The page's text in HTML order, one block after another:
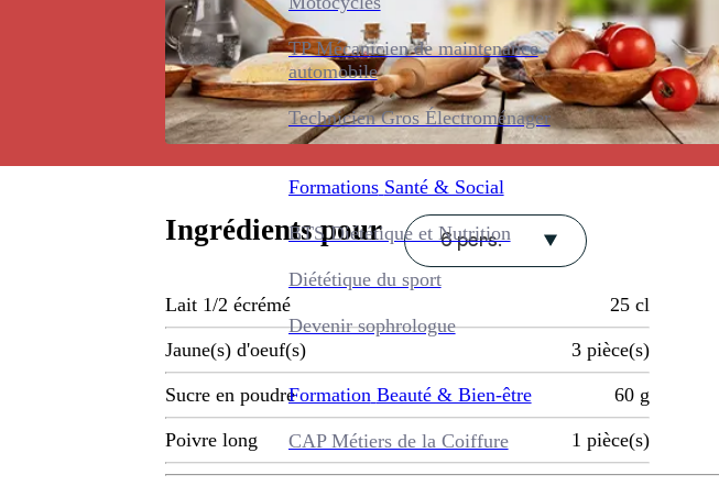
TP Mécanicien de maintenance
automobile
Technicien Gros Électroménager
Formations Santé & Social
BTS Diététique et Nutrition
Diététique du sport
Devenir sophrologue
Formation Beauté & Bien-être
CAP Métiers de la Coiffure
Ingrédients pour 6 pers.
Lait 1/2 écrémé 25 cl
Jaune(s) d'oeuf(s) 3 pièce(s)
Sucre en poudre 60 g
Poivre long 1 pièce(s)